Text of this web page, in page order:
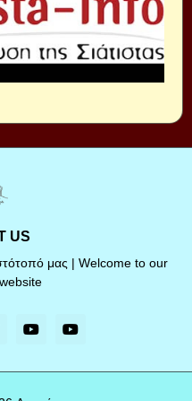
US
μας | Welcome to our